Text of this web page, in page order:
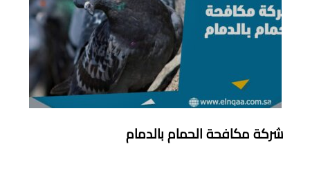
شركة مكافحة الحمام بالدمام